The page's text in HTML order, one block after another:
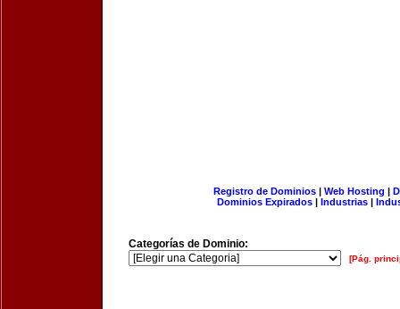
Registro de Dominios| Web Hosting |
Dominios Expirados | Industrias |
Categorías de Dominio:
[Pág.